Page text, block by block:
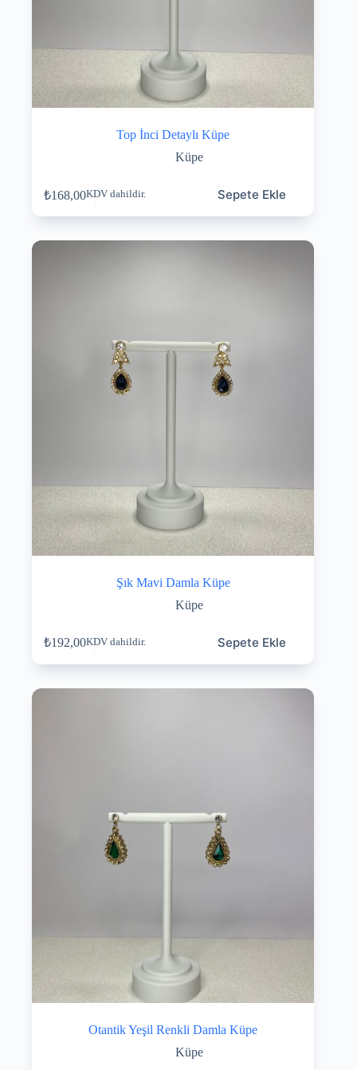
Top İnci Detaylı Küpe
Küpe
₺168,00KDV dahildir. Sepete Ekle
Şık Mavi Damla Küpe
Küpe
₺192,00KDV dahildir. Sepete Ekle
Otantik Yeşil Renkli Damla Küpe
Küpe